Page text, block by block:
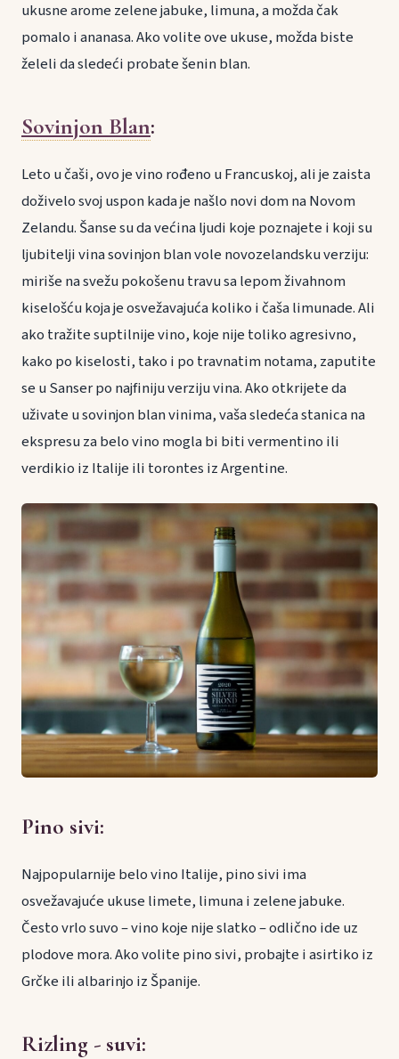
ukusne arome zelene jabuke, limuna, a možda čak
pomalo i ananasa. Ako volite ove ukuse, možda biste
želeli da sledeći probate šenin blan.
Sovinjon Blan:
Leto u čaši, ovo je vino rođeno u Francuskoj, ali je zaista
doživelo svoj uspon kada je našlo novi dom na Novom
Zelandu. Šanse su da većina ljudi koje poznajete i koji su
ljubitelji vina sovinjon blan vole novozelandsku verziju:
miriše na svežu pokošenu travu sa lepom živahnom
kiselošću koja je osvežavajuća koliko i čaša limunade. Ali
ako tražite suptilnije vino, koje nije toliko agresivno,
kako po kiselosti, tako i po travnatim notama, zaputite
se u Sanser po najfiniju verziju vina. Ako otkrijete da
uživate u sovinjon blan vinima, vaša sledeća stanica na
ekspresu za belo vino mogla bi biti vermentino ili
verdikio iz Italije ili torontes iz Argentine.
Pino sivi:
Najpopularnije belo vino Italije, pino sivi ima
osvežavajuće ukuse limete, limuna i zelene jabuke.
Često vrlo suvo – vino koje nije slatko – odlično ide uz
plodove mora. Ako volite pino sivi, probajte i asirtiko iz
Grčke ili albarinjo iz Španije.
Rizling - suvi: